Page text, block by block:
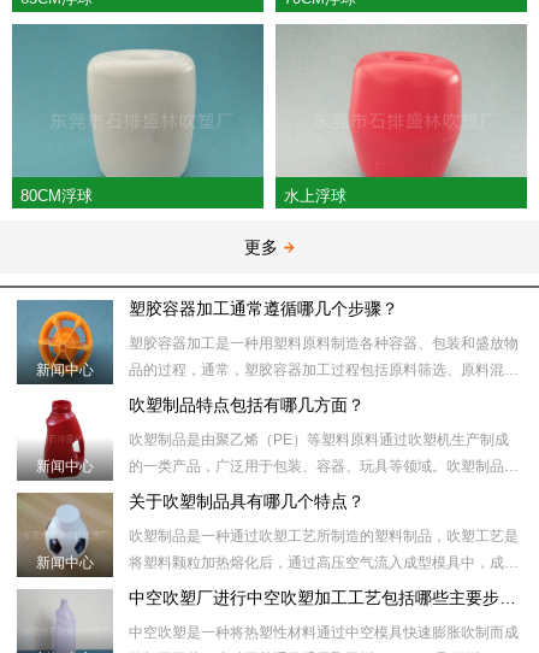
80CM浮球 水上浮球
更多
新闻中心
塑胶容器加工通常遵循哪几个步骤？
塑胶容器加工是一种用塑料原料制造各种容器、包装和盛放物
品的过程，通常，塑胶容器加工过程包括原料筛选、原料混
合、塑化加热、模具注射、冷却、取出、后处理等步骤。​具体
新闻中心
吹塑制品特点包括有哪几方面？
吹塑制品是由聚乙烯（PE）等塑料原料通过吹塑机生产制成
的一类产品，广泛用于包装、容器、玩具等领域。吹塑制品制
作过程中，首先将塑料颗粒加热到合适的温度，然后将塑料颗
新闻中心
关于吹塑制品具有哪几个特点？
吹塑制品是一种通过吹塑工艺所制造的塑料制品，吹塑工艺是
将塑料颗粒加热熔化后，通过高压空气流入成型模具中，成型
模具内部的形状和壁厚受压力和温度控制。随后，通过冷却模中空吹塑厂进行中空吹塑加工工艺包括哪些主要步骤？
中空吹塑是一种将热塑性材料通过中空模具快速膨胀吹制而成